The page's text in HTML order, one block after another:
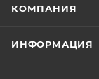
КОМПАНИЯ
ИНФОРМАЦИЯ